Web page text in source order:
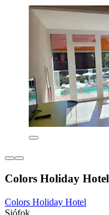
Colors Holiday Hotel
Colors Holiday Hotel
Siófok